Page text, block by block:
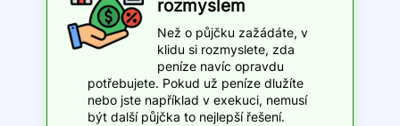
rozmyslem
Než o půjčku zažádáte, v
klidu si rozmyslete, zda
peníze navíc opravdu
potřebujete. Pokud už peníze dlužíte
nebo jste například v exekuci, nemusí
být další půjčka to nejlepší řešení.